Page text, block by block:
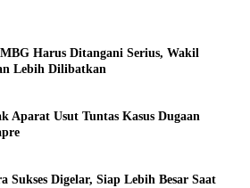
Harus Ditangani Serius, Wakil
Lebih Dilibatkan
Aparat Usut Tuntas Kasus Dugaan
Sukses Digelar, Siap Lebih Besar Saat